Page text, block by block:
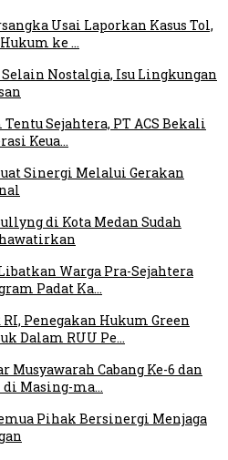
Usai Laporkan Kasus Tol,
ke …
Nostalgia, Isu Lingkungan
Sejahtera, PT ACS Bekali
Keua…
Sinergi Melalui Gerakan
di Kota Medan Sudah
Warga Pra-Sejahtera
Padat Ka…
Penegakan Hukum Green
Dalam RUU Pe…
Musyawarah Cabang Ke-6 dan
di Masing-ma…
Pihak Bersinergi Menjaga